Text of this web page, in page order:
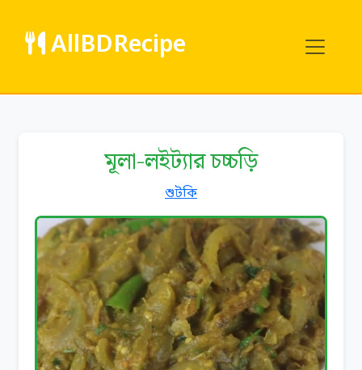
AllBDRecipe
মূলা-লইট্যার চচ্চড়ি
শুটকি